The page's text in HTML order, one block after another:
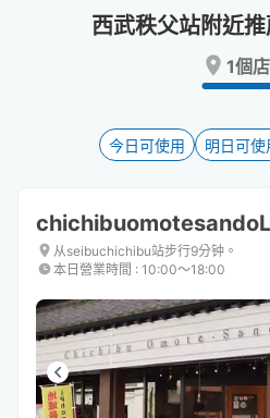
date.
the
keyboard
shortcuts
for
changing
dates.
a
date.
key
to
keyboard
shortcuts
for
changing
dates.
西武秩父站附近
1個
今日可使用 明日可使
从seibuchichibu站步行9分钟。
本日營業時間 : 10:00〜18:00